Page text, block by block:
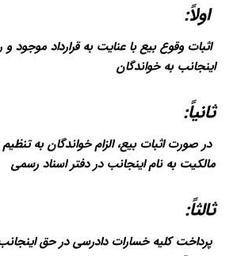
اولاً:
اثبات وقوع بیع با عنایت به قرارداد موجود
اینجانب به خواندگان
ثانیاً:
در صورت اثبات بیع، الزام خواندگان به
مالکیت به نام اینجانب در دفتر اسناد رسمی
ثالثاً: